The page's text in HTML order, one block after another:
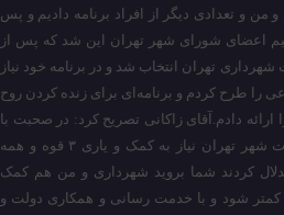
من و تعدادی دیگر از افراد برنامه دادیم و پس
اعضای شورای شهر تهران این شد که پس از
تهران انتخاب شد و در برنامه خود نیاز
را طرح کردم و برنامه‌ای برای زنده کردن روح
ارائه دادم.آقای زاکانی تصریح کرد: در صحبت با
آقای رییسی گفتم برای رفع مشکلات شهر تهران نیاز به کمک و یاری ۳ قوه و همه
کردند شما بروید شهرداری و من هم کمک
شود و با خدمت رسانی و همکاری دولت و